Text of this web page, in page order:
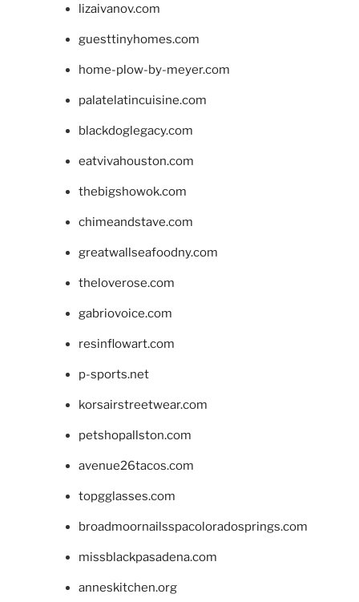
lizaivanov.com
guesttinyhomes.com
home-plow-by-meyer.com
palatelatincuisine.com
blackdoglegacy.com
eatvivahouston.com
thebigshowok.com
chimeandstave.com
greatwallseafoodny.com
theloverose.com
gabriovoice.com
resinflowart.com
p-sports.net
korsairstreetwear.com
petshopallston.com
avenue26tacos.com
topgglasses.com
broadmoornailsspacoloradosprings.com
missblackpasadena.com
anneskitchen.org